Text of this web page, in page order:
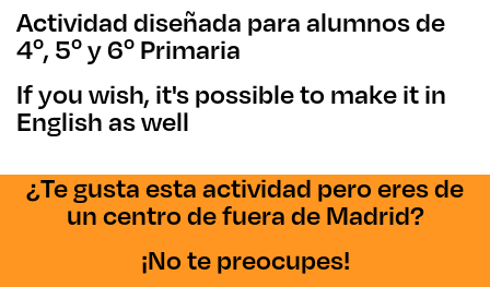
Actividad diseñada para alumnos de
4º, 5º y 6º Primaria
If you wish, it's possible to make it in
English as well
¿Te gusta esta actividad pero eres de
un centro de fuera de Madrid?
¡No te preocupes!